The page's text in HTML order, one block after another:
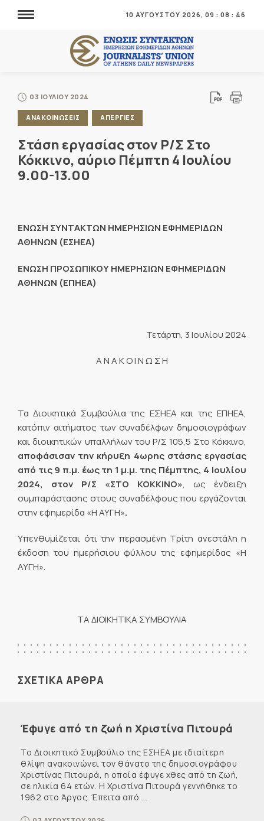
10 ΑΥΓΟΥΣΤΟΥ 2026, 09 : 08 : 47
03 ΙΟΥΛΙΟΥ 2024
ΑΝΑΚΟΙΝΩΣΕΙΣ ΑΠΕΡΓΙΕΣ
Στάση εργασίας στον Ρ/Σ Στο
Κόκκινο, αύριο Πέμπτη 4 Ιουλίου
9.00-13.00
ΕΝΩΣΗ ΣΥΝΤΑΚΤΩΝ ΗΜΕΡΗΣΙΩΝ ΕΦΗΜΕΡΙΔΩΝ
ΑΘΗΝΩΝ (ΕΣΗΕΑ)
ΕΝΩΣΗ ΠΡΟΣΩΠΙΚΟΥ ΗΜΕΡΗΣΙΩΝ ΕΦΗΜΕΡΙΔΩΝ
ΑΘΗΝΩΝ (ΕΠΗΕΑ)
Τετάρτη, 3 Ιουλίου 2024
Α Ν Α Κ Ο Ι Ν Ω Σ Η
Τα Διοικητικά Συμβούλια της ΕΣΗΕΑ και της ΕΠΗΕΑ,
κατόπιν αιτήματος των συναδέλφων δημοσιογράφων
και διοικητικών υπαλλήλων του Ρ/Σ 105,5 Στο Κόκκινο,
αποφάσισαν την κήρυξη 4ωρης στάσης εργασίας
από τις 9 π.μ. έως τη 1 μ.μ. της Πέμπτης, 4 Ιουλίου
2024, στον Ρ/Σ «ΣΤΟ ΚΟΚΚΙΝΟ», ως ένδειξη
συμπαράστασης στους συναδέλφους που εργάζονται
στην εφημερίδα «Η ΑΥΓΗ».
Υπενθυμίζεται ότι την περασμένη Τρίτη ανεστάλη η
έκδοση του ημερήσιου φύλλου της εφημερίδας «Η
ΑΥΓΗ».
ΤΑ ΔΙΟΙΚΗΤΙΚΑ ΣΥΜΒΟΥΛΙΑ
ΣΧΕΤΙΚΑ ΑΡΘΡΑ
Έφυγε από τη ζωή η Χριστίνα Πιτουρά
Το Διοικητικό Συμβούλιο της ΕΣΗΕΑ με ιδιαίτερη
θλίψη ανακοινώνει τον θάνατο της δημοσιογράφου
Χριστίνας Πιτουρά, η οποία έφυγε χθες από τη ζωή,
σε ηλικία 64 ετών. Η Χριστίνα Πιτουρά γεννήθηκε το
1962 στο Άργος. Έπειτα από ...